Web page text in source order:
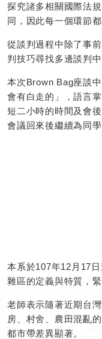
探究諸多相關國際法
同，因此每一個環節
從談判過程中除了事
判技巧尋找多邊談判
本次Brown Bag座談
會有白走的 」
，語言
短二小時的時間及會
會議回來後繼續為同
本系於107年12月17
雜區的定義與特質，
老師表示隨著近期台
房、村舍、農田混亂
都市帶差異顯著。